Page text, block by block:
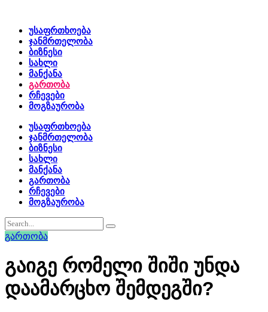
Უსაფრთხოება
Ჯანმრთელობა
Ბიზნესი
Სახლი
Მანქანა
Გართობა
Რჩევები
Მოგზაურობა
Უსაფრთხოება
Ჯანმრთელობა
Ბიზნესი
Სახლი
Მანქანა
Გართობა
Რჩევები
Მოგზაურობა
გართობა
Გაიგე Რომელი Შიში Უნდა
Დაამარცხო Შემდეგში?